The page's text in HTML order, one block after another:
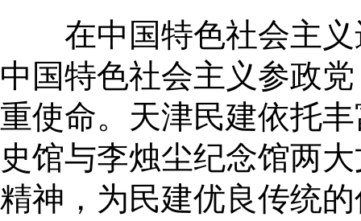
在中国特色社会主义
中国特色社会主义参政
重使命。天津民建依托
史馆与李烛尘纪念馆两
精神，为民建优良传统